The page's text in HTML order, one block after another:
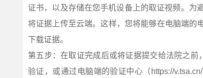
证书，以及存储在您手机设备上的取证视频。为
将证据上传至云端。这样，您将能够在电脑端的
下载证据。
第五步：在取证完成后或将证据提交给法院之前
验证，或通过电脑端的验证中心（https://